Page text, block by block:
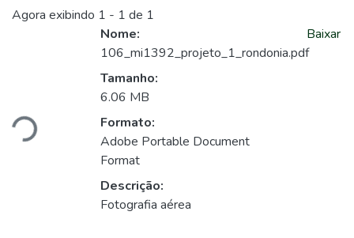
Agora exibindo 1 - 1 de 1
Nome:
106_mi1392_projeto_1_rondonia.pdf
Tamanho:
6.06 MB
Formato:
Adobe Portable Document
Format
Descrição:
Fotografia aérea
Baixar